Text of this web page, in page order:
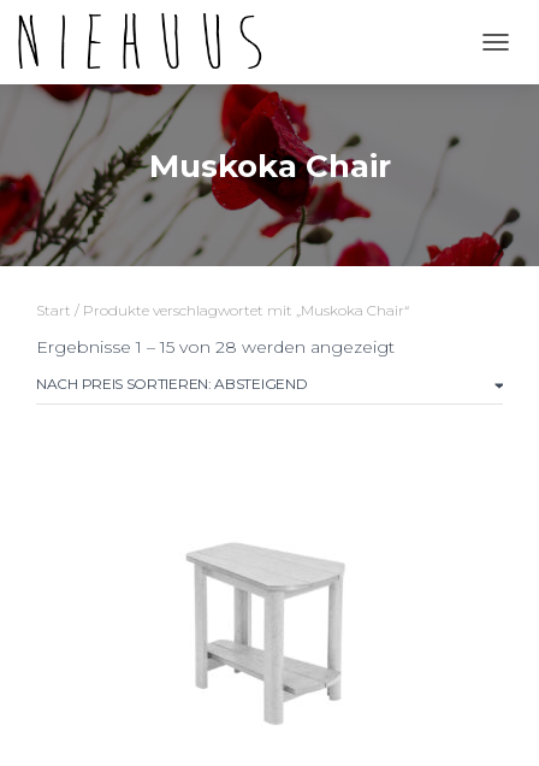
Muskoka Chair
Start / Produkte verschlagwortet mit „Muskoka Chair“
Ergebnisse 1 – 15 von 28 werden angezeigt
sortiert: